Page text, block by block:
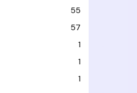
55
57
1
1
1